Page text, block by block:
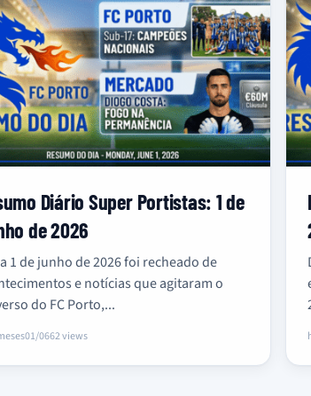
Diário Super Portistas: 1 de
de 2026
1 de junho de 2026 foi recheado de
e notícias que agitaram o
do FC Porto,...
01/0662 views